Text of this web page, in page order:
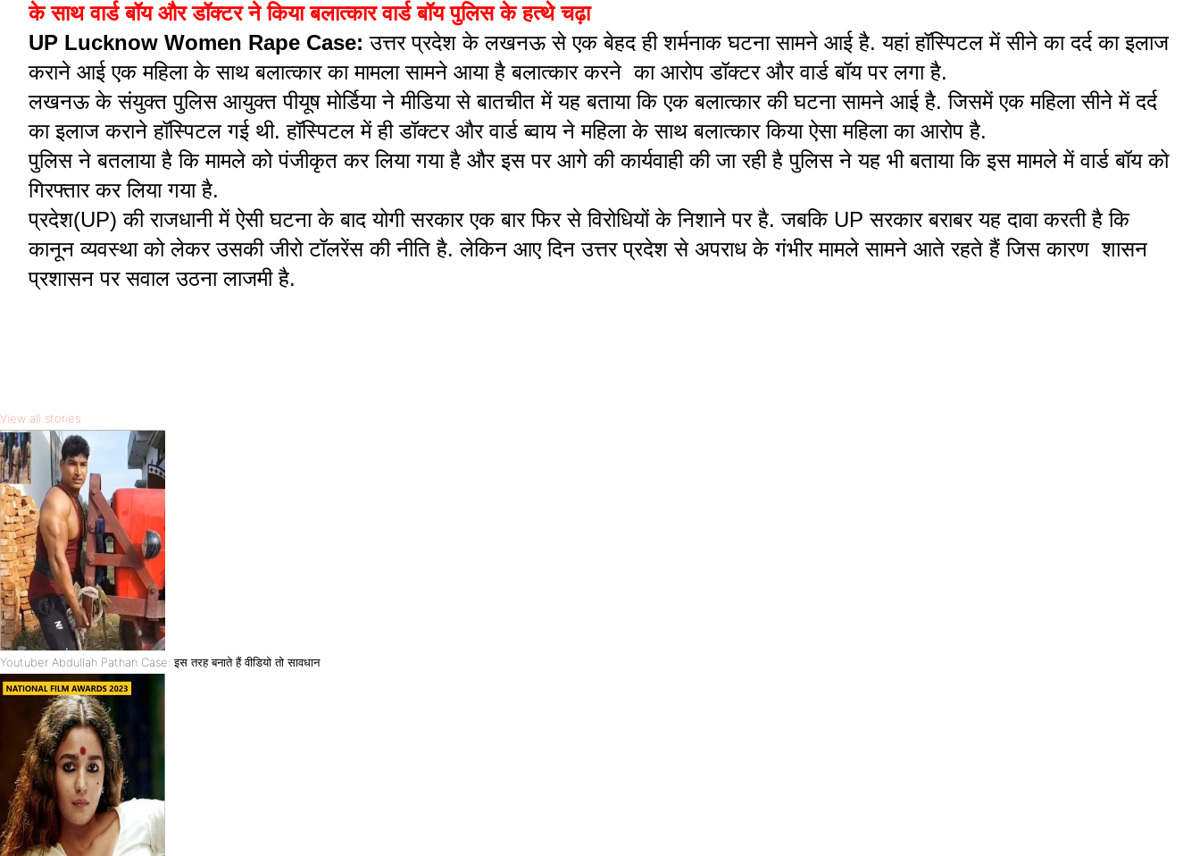
के साथ वार्ड बॉय और डॉक्टर ने किया बलात्कार वार्ड बॉय पुलिस के हत्थे चढ़ा
UP Lucknow Women Rape Case:उत्तर प्रदेश के लखनऊ से एक बेहद ही शर्मनाक घटना सामने आई है. यहां हॉस्पिटल में सीने का दर्द का इलाज
कराने आई एक महिला के साथ बलात्कार का मामला सामने आया है बलात्कार करने का आरोप डॉक्टर और वार्ड बॉय पर लगा है.
लखनऊ के संयुक्त पुलिस आयुक्त पीयूष मोर्डिया ने मीडिया से बातचीत में यह बताया कि एक बलात्कार की घटना सामने आई है. जिसमें एक महिला सीने में दर्द
का इलाज कराने हॉस्पिटल गई थी. हॉस्पिटल में ही डॉक्टर और वार्ड ब्वाय ने महिला के साथ बलात्कार किया ऐसा महिला का आरोप है.
पुलिस ने बतलाया है कि मामले को पंजीकृत कर लिया गया है और इस पर आगे की कार्यवाही की जा रही है पुलिस ने यह भी बताया कि इस मामले में वार्ड बॉय को
गिरफ्तार कर लिया गया है.
प्रदेश(UP) की राजधानी में ऐसी घटना के बाद योगी सरकार एक बार फिर से विरोधियों के निशाने पर है. जबकि UP सरकार बराबर यह दावा करती है कि
कानून व्यवस्था को लेकर उसकी जीरो टॉलरेंस की नीति है. लेकिन आए दिन उत्तर प्रदेश से अपराध के गंभीर मामले सामने आते रहते हैं जिस कारण शासन
प्रशासन पर सवाल उठना लाजमी है.
View all stories
Youtuber Abdullah Pathan Case: इस तरह बनाते हैं वीडियो तो सावधान